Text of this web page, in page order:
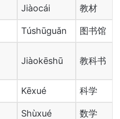
Jiàocái 教材
Túshūguǎn 图书馆
Jiàokēshū 教科书
Kēxué 科学
Shùxué 数学